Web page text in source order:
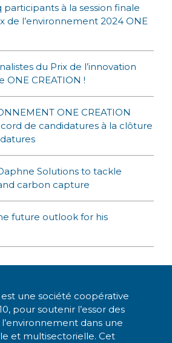
à la session finale
de l’environnement 2024 ONE
du Prix de l’innovation
CREATION !
ONE CREATION
de candidatures à la clôture
Solutions to tackle
carbon capture
future outlook for his
est une société coopérative
pour soutenir l’essor des
dans une
et multisectorielle. Cet